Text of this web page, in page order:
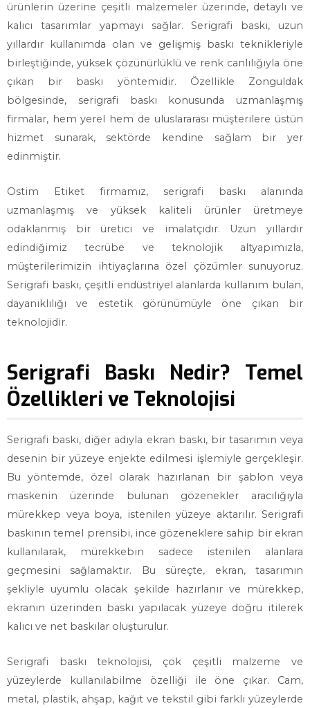
ürünlerin üzerine çeşitli malzemeler üzerinde, detaylı ve
kalıcı tasarımlar yapmayı sağlar. Serigrafi baskı, uzun
yıllardır kullanımda olan ve gelişmiş baskı teknikleriyle
birleştiğinde, yüksek çözünürlüklü ve renk canlılığıyla öne
çıkan bir baskı yöntemidir. Özellikle Zonguldak
bölgesinde, serigrafi baskı konusunda uzmanlaşmış
firmalar, hem yerel hem de uluslararası müşterilere üstün
hizmet sunarak, sektörde kendine sağlam bir yer
edinmiştir.
Ostim Etiket firmamız, serigrafi baskı alanında
uzmanlaşmış ve yüksek kaliteli ürünler üretmeye
odaklanmış bir üretici ve imalatçıdır. Uzun yıllardır
edindiğimiz tecrübe ve teknolojik altyapımızla,
müşterilerimizin ihtiyaçlarına özel çözümler sunuyoruz.
Serigrafi baskı, çeşitli endüstriyel alanlarda kullanım bulan,
dayanıklılığı ve estetik görünümüyle öne çıkan bir
teknolojidir.
Serigrafi Baskı Nedir? Temel
Özellikleri ve Teknolojisi
Serigrafi baskı, diğer adıyla ekran baskı, bir tasarımın veya
desenin bir yüzeye enjekte edilmesi işlemiyle gerçekleşir.
Bu yöntemde, özel olarak hazırlanan bir şablon veya
maskenin üzerinde bulunan gözenekler aracılığıyla
mürekkep veya boya, istenilen yüzeye aktarılır. Serigrafi
baskının temel prensibi, ince gözeneklere sahip bir ekran
kullanılarak, mürekkebin sadece istenilen alanlara
geçmesini sağlamaktır. Bu süreçte, ekran, tasarımın
şekliyle uyumlu olacak şekilde hazırlanır ve mürekkep,
ekranın üzerinden baskı yapılacak yüzeye doğru itilerek
kalıcı ve net baskılar oluşturulur.
Serigrafi baskı teknolojisi, çok çeşitli malzeme ve
yüzeylerde kullanılabilme özelliği ile öne çıkar. Cam,
metal, plastik, ahşap, kağıt ve tekstil gibi farklı yüzeylerde